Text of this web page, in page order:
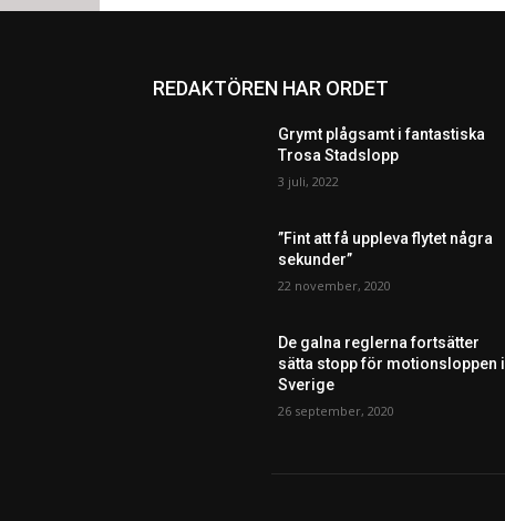
REDAKTÖREN HAR ORDET
Grymt plågsamt i fantastiska
Trosa Stadslopp
3 juli, 2022
”Fint att få uppleva flytet några
sekunder”
22 november, 2020
De galna reglerna fortsätter
sätta stopp för motionsloppen i
Sverige
26 september, 2020